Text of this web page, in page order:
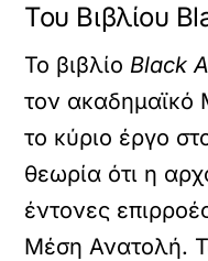
Του Βιβλίου
Το βιβλίο Black
τον ακαδημαϊκό
το κύριο έργο
θεωρία ότι η
έντονες
Μέση Ανατολή.